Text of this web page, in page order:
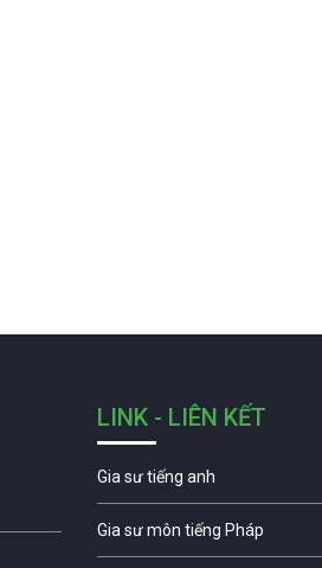
LINK - LIÊN KẾT
Gia sư tiếng anh
Gia sư môn tiếng Pháp